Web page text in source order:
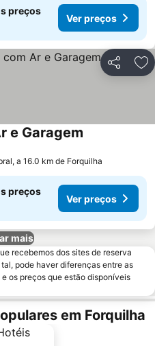
preços
Ver preços
Partilhar
e Garagem
a 16.0 km de Forquilha
preços
Ver preços
mais
recebemos dos sites de reserva
pode haver diferenças entre as
os preços que estão disponíveis
em Forquilha